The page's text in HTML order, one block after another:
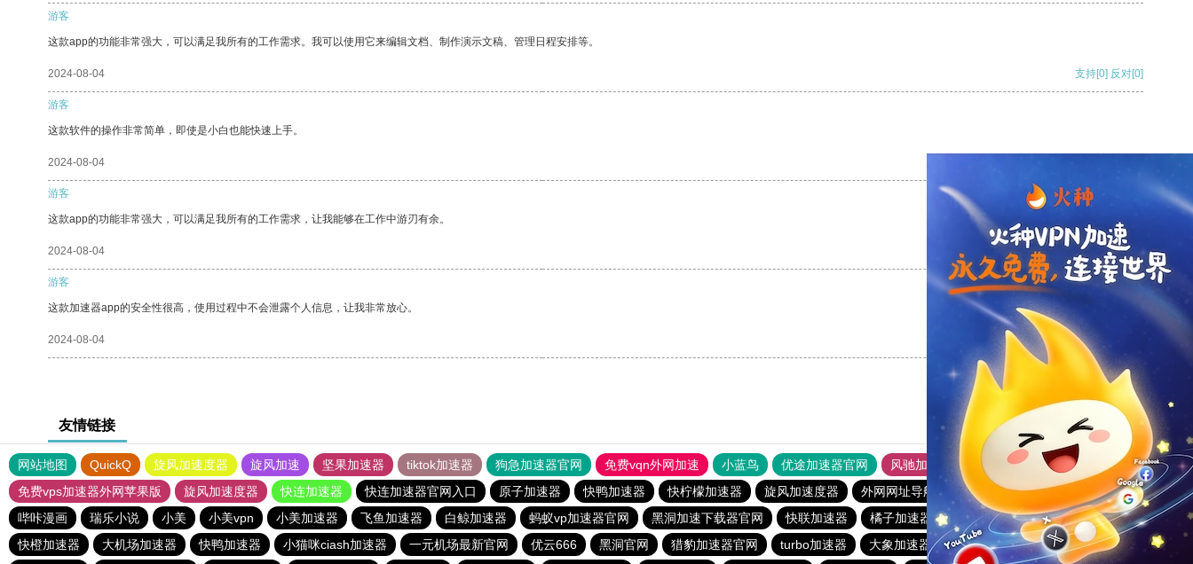
游客
这款app的功能非常强大，可以满足我所有的工作需求。我可以使用它来编辑文档、制作演示文稿、管理日程安排等。
2024-08-04 支持[0] 反对[0]
游客
这款软件的操作非常简单，即使是小白也能快速上手。
2024-08-04
游客
这款app的功能非常强大，可以满足我所有的工作需求，让我能够在工作中游刃有余。
2024-08-04 支持 [0] 反对 [0]
游客
这款加速器app的安全性很高，使用过程中不会泄露个人信息，让我非常放心。
2024-08-04 支持
友情链接
网站地图 QuickQ 旋风加速度器 旋风加速 坚果加速器 tiktok加速器 狗急加速器官网 免费vqn外网加速 小蓝鸟 优途加速器官网 风驰加速器
旋风加速器
免费vps加速器外网苹果版
旋风加速度器 快连加速器 快连加速器官网入口 原子加速器 快鸭加速器 快柠檬加速器 旋风加速度器 外网网址导航 软件中心 雷霆加速
狂飙加速器
哔咔漫画
瑞乐小说 小美 小美vpn 小美加速器 飞鱼加速器 白鲸加速器 蚂蚁vp加速器官网 黑洞加速下载器官网 快联加速器 橘子加速器 黑洞官方加速器
2023免费加速神器
快橙加速器
大机场加速器 快鸭加速器 小猫咪ciash加速器 一元机场最新官网 优云666 黑洞官网 猎豹加速器官网 turbo加速器 大象加速器 雷霆加速免费永久
橘子加速器